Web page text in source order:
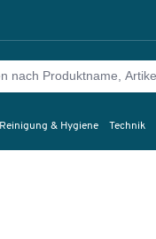
Reinigung & Hygiene Technik